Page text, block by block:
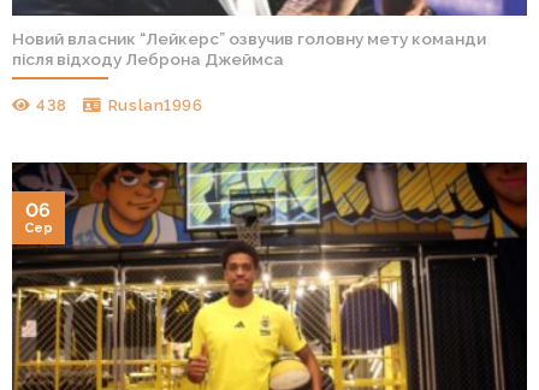
Новий власник “Лейкерс” озвучив головну мету команди
після відходу Леброна Джеймса
438 Ruslan1996
06
Сер